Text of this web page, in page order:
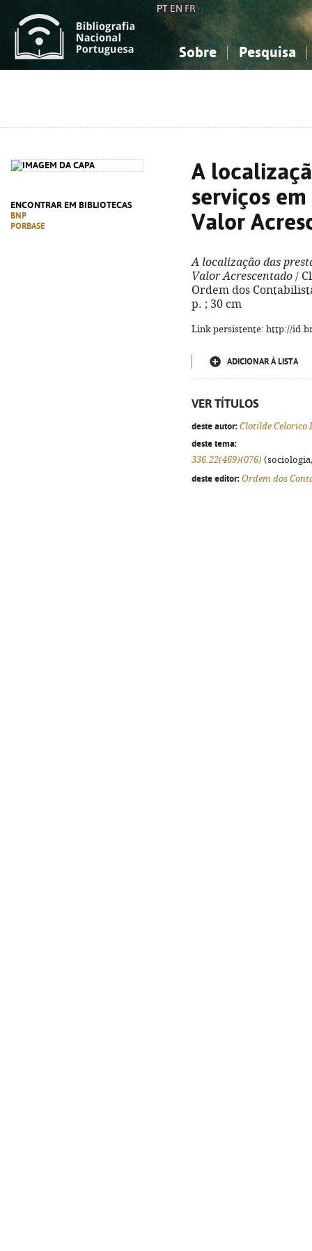
PT EN FR
Sobre Pesquisa
ENCONTRAR EM BIBLIOTECAS
BNP
PORBASE
A
serviços
Valor
A localização das
Valor Acrescentado /
Ordem dos
p. ; 30 cm
Link persistente: http://
ADICIONAR À LISTA
VER TÍTULOS
deste autor: Clotilde Celorico
deste tema:
336.22(469)(076)
deste editor: Ordem dos